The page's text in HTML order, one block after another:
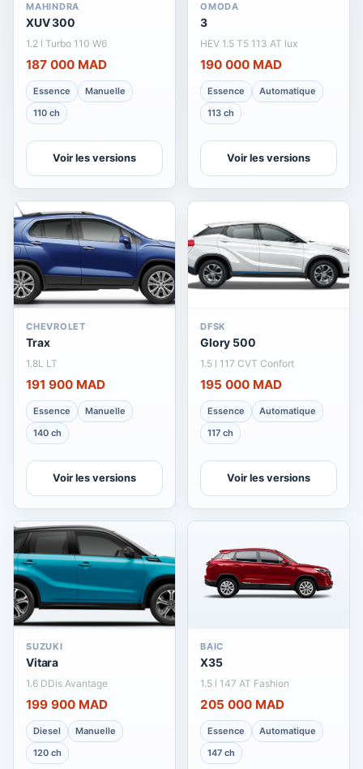
MAHINDRA
XUV 300
1.2 l Turbo 110 W6
187 000 MAD
Essence
Manuelle
110 ch
Voir les versions
OMODA
3
HEV 1.5 T5 113 AT lux
190 000 MAD
Essence
Automatique
113 ch
Voir les versions
CHEVROLET
Trax
1.8L LT
191 900 MAD
Essence
Manuelle
140 ch
Voir les versions
DFSK
Glory 500
1.5 l 117 CVT Confort
195 000 MAD
Essence
Automatique
117 ch
Voir les versions
SUZUKI
Vitara
1.6 DDis Avantage
199 900 MAD
Diesel
Manuelle
120 ch
BAIC
X35
1.5 l 147 AT Fashion
205 000 MAD
Essence
Automatique
147 ch